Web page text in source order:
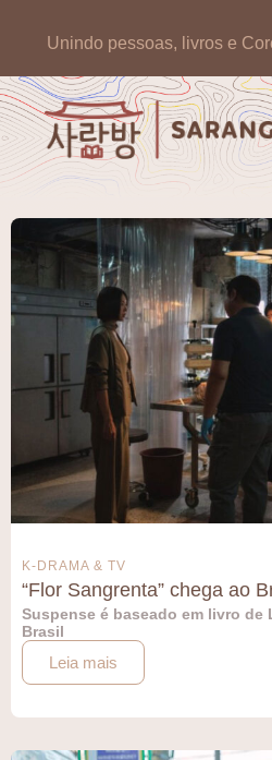
Unindo pessoas, livros e
K-DRAMA & TV
“Flor Sangrenta” chega ao
Suspense é baseado em livro de
Brasil
Leia mais